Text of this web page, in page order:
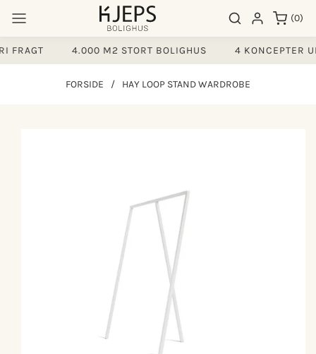
indhold
Søgeresultater
Log ind (0)
0
varer
4.000 M2 STORT BOLIGHUS 4 KONCEPTER
FORSIDE / HAY LOOP STAND WARDROBE